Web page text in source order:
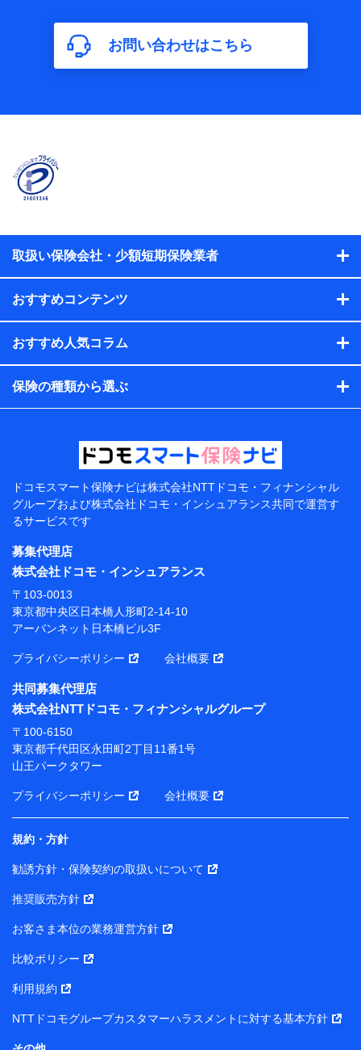
約に関する情報。例として、保険契約者及び被保険者の氏
名、住所、生年月日、性別、保険契約者と被保険者の関係、
保険加入の目的、保険商品の内容、保険料、保険料のお支払
方法、車のメーカーや走行距離などの情報、建物の構造や築
当社
株式会社NTTドコモ
【利用する者の利用目的】
おけるユーザ登録受付および管理のため
当社又は株式会社NTTドコモと取引のあるもしくは委託を受
けている保険会社・提携会社の保険その他に関する情報を提
供するため、また維持管理等の委託業務遂行のため、またそ
れらに付帯、関連する当社、株式会社NTTドコモおよび提携
会社のサービスを案内、提供するため
（各サービスで取得したサービス利用履歴、ウェブサイトの
閲覧履歴、購買履歴、ご契約内容等のパーソナルデータを分
す。）
上記に係る案内・手続き・管理等付帯業務を行うため
【当該個人データの管理について責任を有する者の名
称・住所・代表者名】
当該個人データを取り扱う各共同利用者（詳細は次のと
東京都千代田区永田町2丁目11番1号 山王パークタワー
株式会社NTTドコモ 代表取締役社長 前田 義晃
東京都中央区日本橋人形町2-14-10 アーバンネット日
本橋ビル 3F
長 吉村 忠義
※ 当社および株式会社NTTドコモは、お客さまの情報
を利用させていただくにあたっては、「NTTドコモ パー
ソナルデータ憲章」に定める行動原則を順守します 。
※ パーソナルデータダッシュボードの「第三者提供の
管理」の設定状態にかかわらず、共同利用する場合があ
※ dポイントクラブ会員ではないお客さま（2019年12
月11日以降、一度もdポイントクラブ会員であったこと
がないお客さまに限る）に関する、2019年12月10日以
に限って共同利用します。
との間で、以下のとおり個人データを共同利用しま
【共同して利用される利用データの項目】
プがサービス提供等を通じて取得した、以下の情報など
お問い合わせはこちら
取扱い保険会社・少額短期保険業者
おすすめコンテンツ
おすすめ人気コラム
保険の種類から選ぶ
ドコモスマート保険ナビは株式会社NTTドコモ・フィナンシャル
グループおよび株式会社ドコモ・インシュアランス共同で運営す
るサービスです
募集代理店
株式会社ドコモ・インシュアランス
〒103-0013
東京都中央区日本橋人形町2-14-10
アーバンネット日本橋ビル3F
プライバシーポリシー 会社概要
共同募集代理店
株式会社NTTドコモ・フィナンシャルグループ
〒100-6150
東京都千代田区永田町2丁目11番1号
山王パークタワー
プライバシーポリシー 会社概要
規約・方針
勧誘方針・保険契約の取扱いについて
推奨販売方針
お客さま本位の業務運営方針
比較ポリシー
利用規約
NTTドコモグループカスタマーハラスメントに対する基本方針